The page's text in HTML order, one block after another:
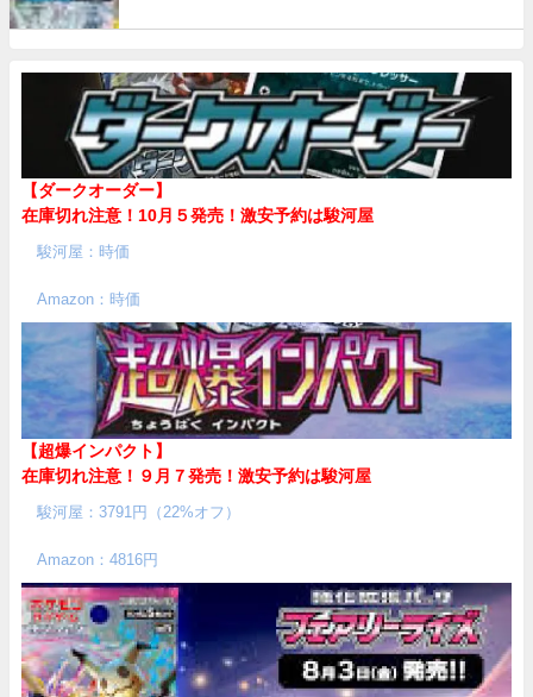
【ダークオーダー】
在庫切れ注意！10月５発売！ 激安予約は駿河屋
駿河屋：時価
Amazon：時価
【超爆インパクト】
在庫切れ注意！９月７発売！ 激安予約は駿河屋
駿河屋：3791円（22%オフ）
Amazon：4816円